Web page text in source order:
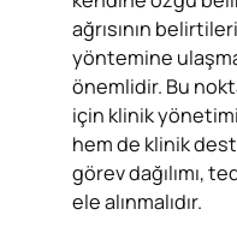
ağrısının
yöntemine
önemlidir. Bu
için klinik
hem de klinik
görev dağılımı,
ele alınmalıdır.